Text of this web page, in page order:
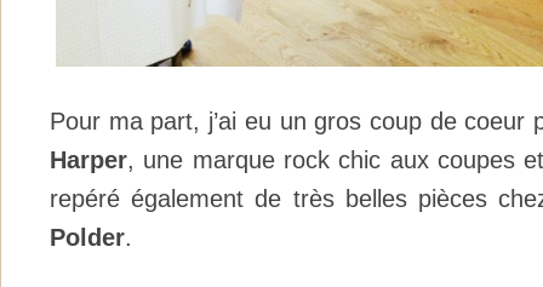
Pour ma part, j’ai eu un gros coup de coeur
Harper, une marque rock chic aux coupes
repéré également de très belles pièces
Polder.